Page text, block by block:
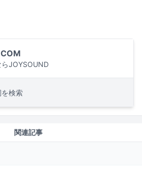
JOYSOUND
検索
関連記事